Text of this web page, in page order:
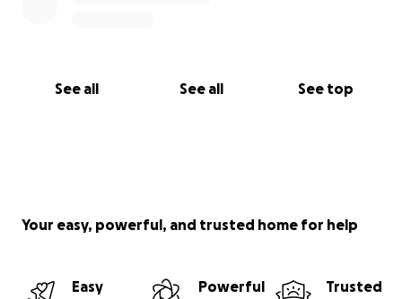
See all See all See top
Your easy, powerful, and trusted home for help
Easy
Powerful
Trusted